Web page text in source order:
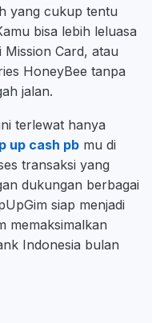
yang cukup tentu
bisa lebih leluasa
Mission Card, atau
HoneyBee tanpa
jalan.
terlewat hanya
up cash pb mu di
transaksi yang
dukungan berbagai
siap menjadi
memaksimalkan
Indonesia bulan